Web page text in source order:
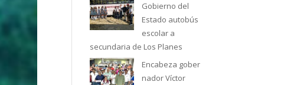
Gobierno del
Estado autobús
escolar a
secundaria de Los Planes
Encabeza gober
nador Víctor